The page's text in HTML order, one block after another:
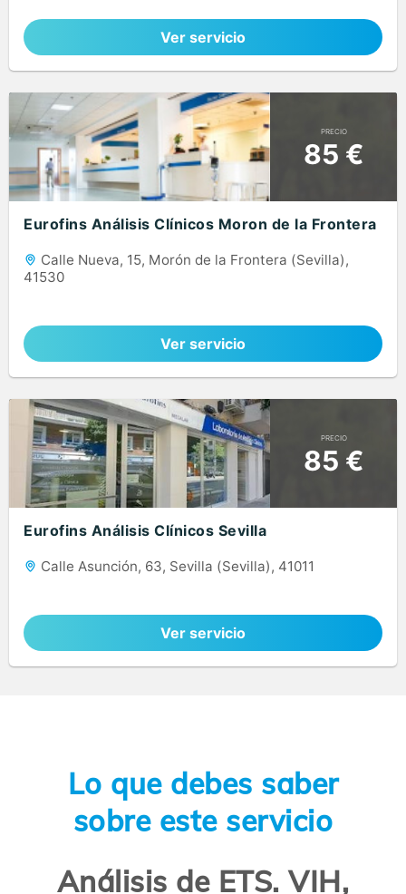
Ver servicio
PRECIO
85 €
Eurofins Análisis Clínicos Moron de la Frontera
Calle Nueva, 15, Morón de la Frontera (Sevilla),
41530
Ver servicio
PRECIO
85 €
Eurofins Análisis Clínicos Sevilla
Calle Asunción, 63, Sevilla (Sevilla), 41011
Ver servicio
Lo que debes saber
sobre este servicio
Análisis de ETS. VIH,